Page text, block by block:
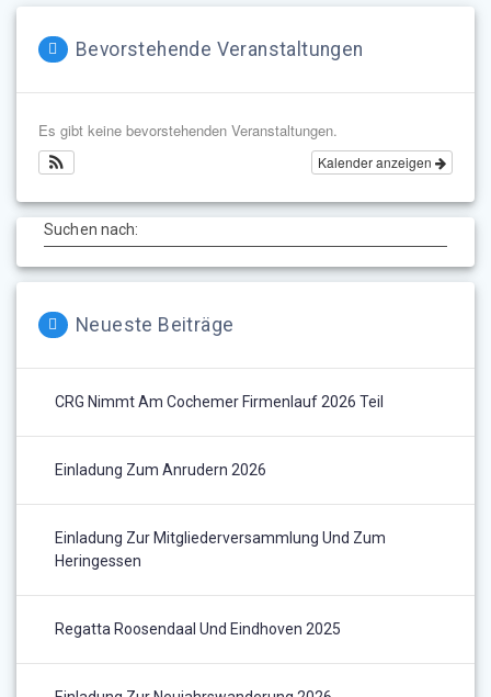
Bevorstehende Veranstaltungen
Es gibt keine bevorstehenden Veranstaltungen.
Kalender anzeigen
Suchen nach:
Neueste Beiträge
CRG Nimmt Am Cochemer Firmenlauf 2026 Teil
Einladung Zum Anrudern 2026
Einladung Zur Mitgliederversammlung Und Zum
Heringessen
Regatta Roosendaal Und Eindhoven 2025